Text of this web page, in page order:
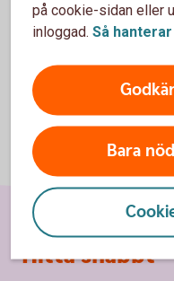
på cookie-sidan eller
inloggad. Så
Bara
Sidfot
Hitta snabbt